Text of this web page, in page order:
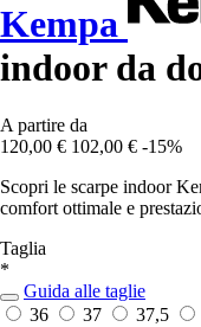
Kempa
indoor da
A partire da
120,00 € 102,00 € -15%
Scopri le scarpe indoor
comfort ottimale e
Taglia
*
Guida alle taglie
36
37 37,5